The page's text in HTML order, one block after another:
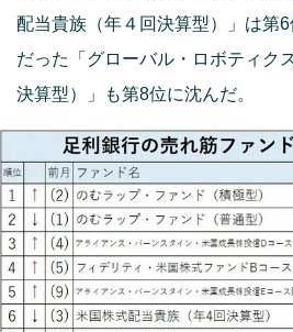
配当貴族（年４回決算型）」は第
だった「グローバル・ロボティク
決算型）」も第8位に沈んだ。